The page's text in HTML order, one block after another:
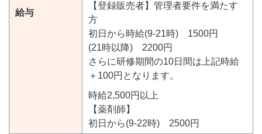
給与
【登録販売者】管理者要件を満たす
方
初日から時給(9-21時) 1500円
(21時以降) 2200円
さらに研修期間の10日間は上記時給
＋100円となります。
時給2,500円以上
【薬剤師】
初日から(9-22時) 2500円